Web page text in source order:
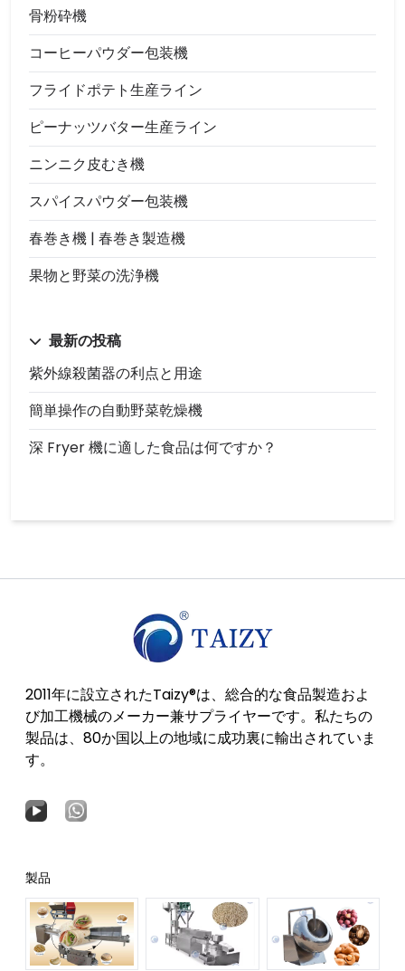
骨粉砕機
コーヒーパウダー包装機
フライドポテト生産ライン
ピーナッツバター生産ライン
ニンニク皮むき機
スパイスパウダー包装機
春巻き機 | 春巻き製造機
果物と野菜の洗浄機
最新の投稿
紫外線殺菌器の利点と用途
簡単操作の自動野菜乾燥機
深 Fryer 機に適した食品は何ですか？
2011年に設立されたTaizy®は、総合的な食品製造およ
び加工機械のメーカー兼サプライヤーです。私たちの
製品は、80か国以上の地域に成功裏に輸出されていま
す。
製品